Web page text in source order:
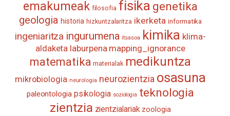
emakumeak filosofia fisika genetika
geologia historia hizkuntzalaritza ikerketa informatika
ingeniaritza ingurumena itsasoa kimika klima-
aldaketa laburpena mapping_ignorance
matematika materialak medikuntza
mikrobiologia neurologia neurozientzia osasuna
paleontologia psikologia soziologia teknologia
zientzia zientzialariak zoologia